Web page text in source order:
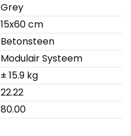
Grey
15x60 cm
Betonsteen
Modulair Systeem
± 15.9 kg
22.22
80.00